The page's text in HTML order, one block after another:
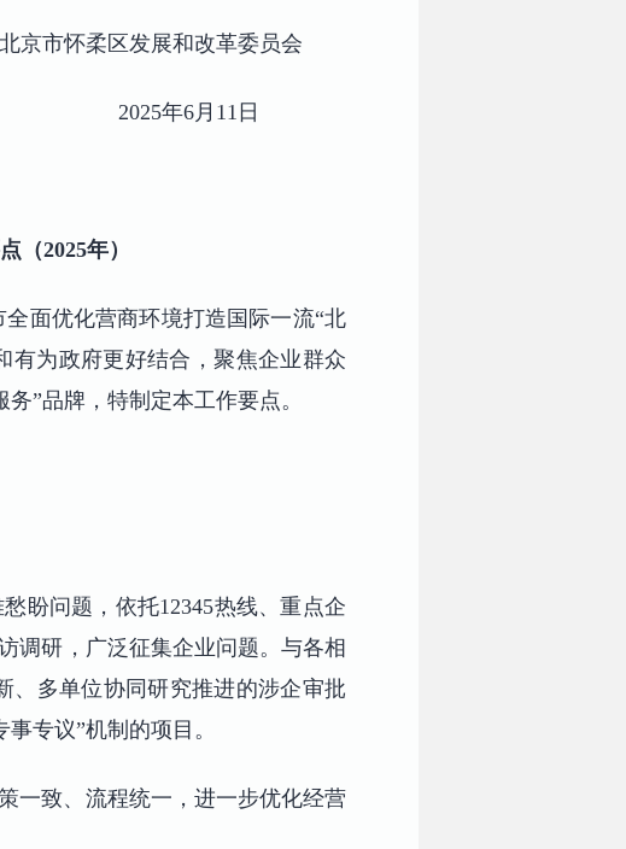
北京市怀柔区发展和改革委员会
2025年6月11日
（2025年）
面优化营商环境打造国际一流“北
有为政府更好结合，聚焦企业群众
”品牌，特制定本工作要点。
盼问题，依托12345热线、重点企
调研，广泛征集企业问题。与各相
、多单位协同研究推进的涉企审批
专议”机制的项目。
一致、流程统一，进一步优化经营